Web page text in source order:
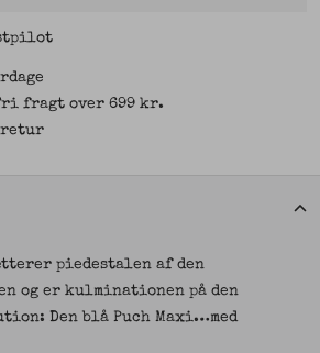
fragt over 699 kr.
retur
piedestalen af den
og er kulminationen på den
Den blå Puch Maxi…med